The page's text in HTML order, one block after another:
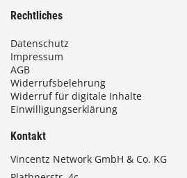
Rechtliches
Datenschutz
Impressum
AGB
Widerrufsbelehrung
Widerruf für digitale Inhalte
Einwilligungserklärung
Kontakt
Vincentz Network GmbH & Co. KG